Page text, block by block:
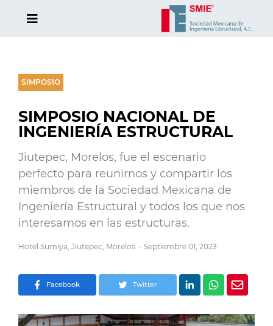
SIMPOSIO
SIMPOSIO NACIONAL DE
INGENIERÍA ESTRUCTURAL
Jiutepec, Morelos, fue el escenario
perfecto para reunirnos y compartir los
miembros de la Sociedad Mexicana de
Ingeniería Estructural y todos los que nos
interesamos en las estructuras.
Hotel Sumiya, Jiutepec, Morelos. - Septiembre 01, 2023